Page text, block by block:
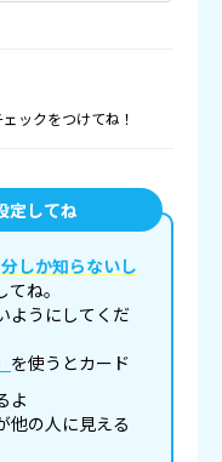
ックをつけてね！
定してね
しか知らないし
ね。
ようにしてくだ
を使うとカード
よ
他の人に見える